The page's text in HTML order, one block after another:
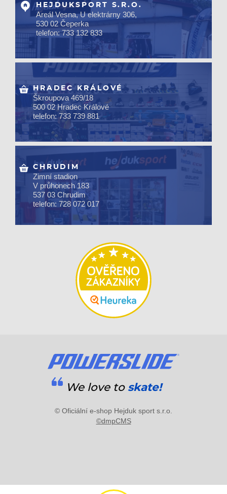
HEJDUKSPORT S.R.O.
Areál Vesna, U elektrárny 306,
530 02 Čeperka
telefon: 733 132 833
HRADEC KRÁLOVÉ
Škroupova 469/18
500 02 Hradec Králové
telefon: 733 739 881
CHRUDIM
Zimní stadion
V průhonech 183
537 03 Chrudim
telefon: 728 072 017
We love to skate!
© Oficiální e-shop Hejduk sport s.r.o.
©dmpCMS